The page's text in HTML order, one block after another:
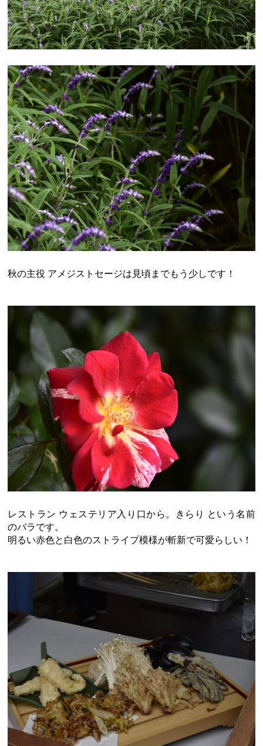
秋の主役 アメジストセージは見頃までもう少しです！
レストラン ウェステリア入り口から。きらり という名前
のバラです。
明るい赤色と白色のストライプ模様が斬新で可愛らしい！